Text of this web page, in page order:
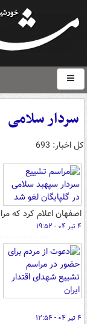
سردار سلامی
کل اخبار: 693
اصفهان اعلام کرد که
۴ تیر ۰۴ - ۱۹:۵۲
۴ تیر ۰۴ - ۱۲:۵۴